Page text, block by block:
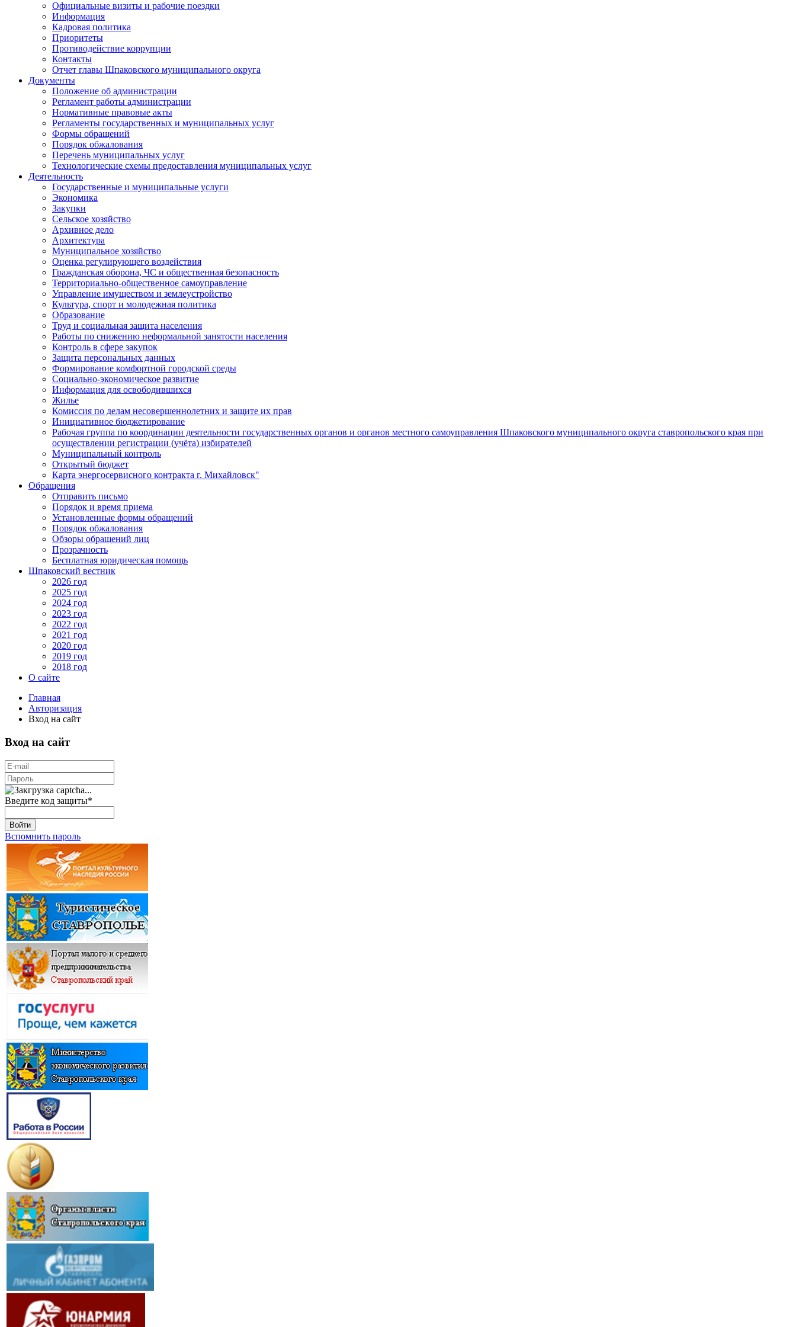
Официальные визиты и рабочие поездки
Информация
Кадровая политика
Приоритеты
Противодействие коррупции
Контакты
Отчет главы Шпаковского муниципального округа
Документы
Положение об администрации
Регламент работы администрации
Нормативные правовые акты
Регламенты государственных и муниципальных услуг
Формы обращений
Порядок обжалования
Перечень муниципальных услуг
Технологические схемы предоставления муниципальных услуг
Деятельность
Государственные и муниципальные услуги
Экономика
Закупки
Сельское хозяйство
Архивное дело
Архитектура
Муниципальное хозяйство
Оценка регулирующего воздействия
Гражданская оборона, ЧС и общественная безопасность
Территориально-общественное самоуправление
Управление имуществом и землеустройство
Культура, спорт и молодежная политика
Образование
Труд и социальная защита населения
Работы по снижению неформальной занятости населения
Контроль в сфере закупок
Защита персональных данных
Формирование комфортной городской среды
Социально-экономическое развитие
Информация для освободившихся
Жилье
Комиссия по делам несовершеннолетних и защите их прав
Инициативное бюджетирование
Рабочая группа по координации деятельности государственных органов и органов местного самоуправления Шпаковского муниципального округа ставропольского края при
осуществлении регистрации (учёта) избирателей
Муниципальный контроль
Открытый бюджет
Карта энергосервисного контракта г. Михайловск"
Обращения
Отправить письмо
Порядок и время приема
Установленные формы обращений
Порядок обжалования
Обзоры обращений лиц
Прозрачность
Бесплатная юридическая помощь
Шпаковский вестник
2026 год
2025 год
2024 год
2023 год
2022 год
2021 год
2020 год
2019 год
2018 год
О сайте
Главная
Авторизация
Вход на сайт
Вход на сайт
Введите код защиты*
Войти
Вспомнить пароль